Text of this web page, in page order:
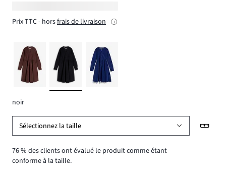
Prix TTC - horsfrais de livraison
noir
Sélectionnez la taille
76 % des clients ont évalué le produit comme étant
conforme à la taille.